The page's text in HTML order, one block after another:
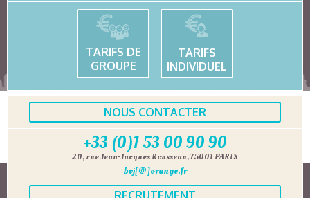
TARIFS DE
GROUPE
TARIFS
INDIVIDUEL
NOUS CONTACTER
+33 (0)1 53 00 90 90
20, rue Jean-Jacques Rousseau, 75001 PARIS
bvj[@]orange.fr